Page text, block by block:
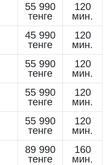
55 990
тенге
120
мин.
45 990
тенге
120
мин.
55 990
тенге
120
мин.
55 990
тенге
120
мин.
55 990
тенге
120
мин.
89 990
тенге
160
мин.